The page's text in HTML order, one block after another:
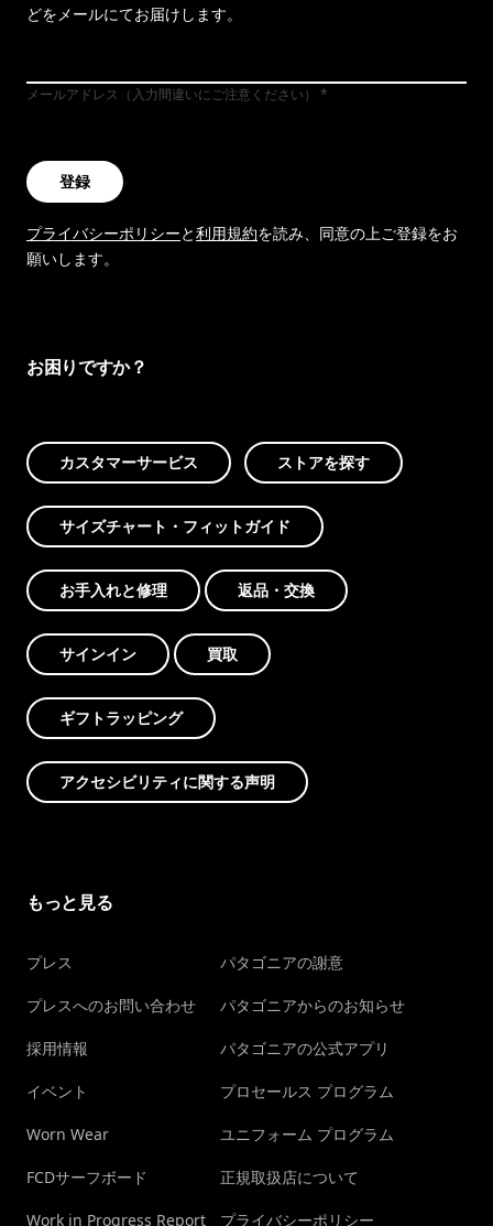
どをメールにてお届けします。
メールアドレス（入力間違いにご注意ください）
登録
プライバシーポリシーと利用規約を読み、同意の上ご登録をお
願いします。
お困りですか？
カスタマーサービス ストアを探す
サイズチャート・フィットガイド
お手入れと修理 返品・交換
サインイン 買取
ギフトラッピング
アクセシビリティに関する声明
もっと見る
プレス
プレスへのお問い合わせ
採用情報
イベント
Worn Wear
FCDサーフボード
Work in Progress Report
パタゴニアの謝意
パタゴニアからのお知らせ
パタゴニアの公式アプリ
プロセールス プログラム
ユニフォーム プログラム
正規取扱店について
プライバシーポリシー